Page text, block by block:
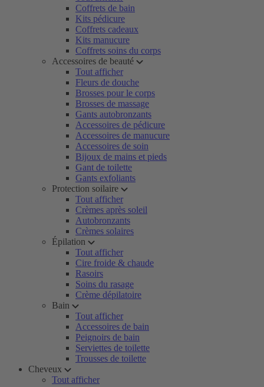
Coffrets de bain
Kits pédicure
Coffrets cadeaux
Kits manucure
Coffrets soins du corps
Accessoires de beauté
Tout afficher
Fleurs de douche
Brosses pour le corps
Brosses de massage
Gants autobronzants
Accessoires de pédicure
Accessoires de manucure
Accessoires de soin
Bijoux de mains et pieds
Gant de toilette
Gants exfoliants
Protection soilaire
Tout afficher
Crèmes après soleil
Autobronzants
Crèmes solaires
Épilation
Tout afficher
Cire froide & chaude
Rasoirs
Soins du rasage
Crème dépilatoire
Bain
Tout afficher
Accessoires de bain
Peignoirs de bain
Serviettes de toilette
Trousses de toilette
Cheveux
Tout afficher